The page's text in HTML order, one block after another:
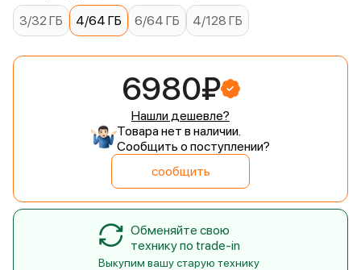
3/32 ГБ 4/64 ГБ 6/64 ГБ 4/128 ГБ
6980₽
Нашли дешевле?
Товара нет в наличии.
Сообщить о поступлении?
сообщить
Обменяйте свою
технику по trade-in
Выкупим вашу старую технику